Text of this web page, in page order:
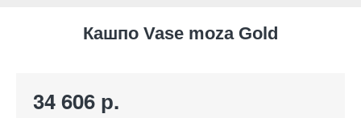
Кашпо Vase moza Gold
34 606 р.